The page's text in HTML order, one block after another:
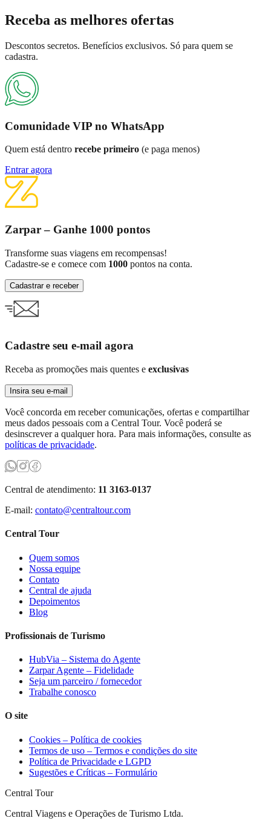
Receba as melhores ofertas
Descontos secretos. Benefícios exclusivos. Só para quem se
cadastra.
Comunidade VIP no WhatsApp
Quem está dentro recebe primeiro (e paga menos)
Entrar agora
Zarpar – Ganhe 1000 pontos
Transforme suas viagens em recompensas!
Cadastre-se e comece com 1000 pontos na conta.
Cadastrar e receber
Cadastre seu e-mail agora
Receba as promoções mais quentes e exclusivas
Insira seu e-mail
Você concorda em receber comunicações, ofertas e compartilhar
meus dados pessoais com a Central Tour. Você poderá se
desinscrever a qualquer hora. Para mais informações, consulte as
políticas de privacidade.
Central de atendimento: 11 3163-0137
E-mail: contato@centraltour.com
Central Tour
Quem somos
Nossa equipe
Contato
Central de ajuda
Depoimentos
Blog
Profissionais de Turismo
HubVia – Sistema do Agente
Zarpar Agente – Fidelidade
Seja um parceiro / fornecedor
Trabalhe conosco
O site
Cookies – Política de cookies
Termos de uso – Termos e condições do site
Política de Privacidade e LGPD
Sugestões e Críticas – Formulário
Central Tour
Central Viagens e Operações de Turismo Ltda.